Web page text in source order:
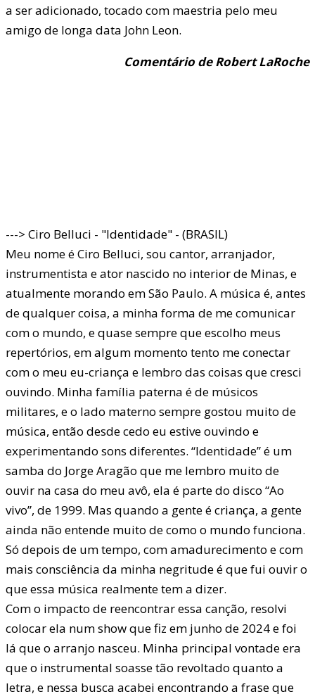
a ser adicionado, tocado com maestria pelo meu
amigo de longa data John Leon.
Comentário de Robert LaRoche
---> Ciro Belluci - "Identidade" - (BRASIL)
Meu nome é Ciro Belluci, sou cantor, arranjador,
instrumentista e ator nascido no interior de Minas, e
atualmente morando em São Paulo. A música é, antes
de qualquer coisa, a minha forma de me comunicar
com o mundo, e quase sempre que escolho meus
repertórios, em algum momento tento me conectar
com o meu eu-criança e lembro das coisas que cresci
ouvindo. Minha família paterna é de músicos
militares, e o lado materno sempre gostou muito de
música, então desde cedo eu estive ouvindo e
experimentando sons diferentes. “Identidade” é um
samba do Jorge Aragão que me lembro muito de
ouvir na casa do meu avô, ela é parte do disco “Ao
vivo”, de 1999. Mas quando a gente é criança, a gente
ainda não entende muito de como o mundo funciona.
Só depois de um tempo, com amadurecimento e com
mais consciência da minha negritude é que fui ouvir o
que essa música realmente tem a dizer.
Com o impacto de reencontrar essa canção, resolvi
colocar ela num show que fiz em junho de 2024 e foi
lá que o arranjo nasceu. Minha principal vontade era
que o instrumental soasse tão revoltado quanto a
letra, e nessa busca acabei encontrando a frase que